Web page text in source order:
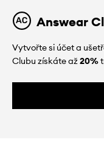
Answear
Vytvořte si účet a
Clubu získáte až20%